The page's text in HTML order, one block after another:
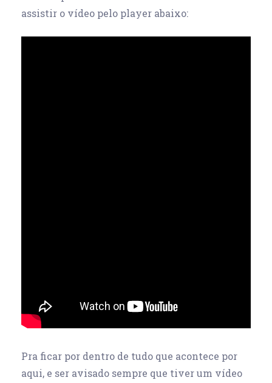
assistir o vídeo pelo player abaixo:
Pra ficar por dentro de tudo que acontece por
aqui, e ser avisado sempre que tiver um vídeo